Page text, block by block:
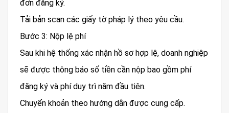
đơn đăng ký.
Tải bản scan các giấy tờ pháp lý theo yêu cầu.
Bước 3: Nộp lệ phí
Sau khi hệ thống xác nhận hồ sơ hợp lệ, doanh nghiệp
sẽ được thông báo số tiền cần nộp bao gồm phí
đăng ký và phí duy trì năm đầu tiên.
Chuyển khoản theo hướng dẫn được cung cấp.